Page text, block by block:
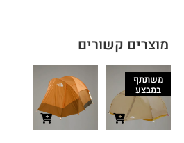
מוצרים קשורים
משתתף
במבצע